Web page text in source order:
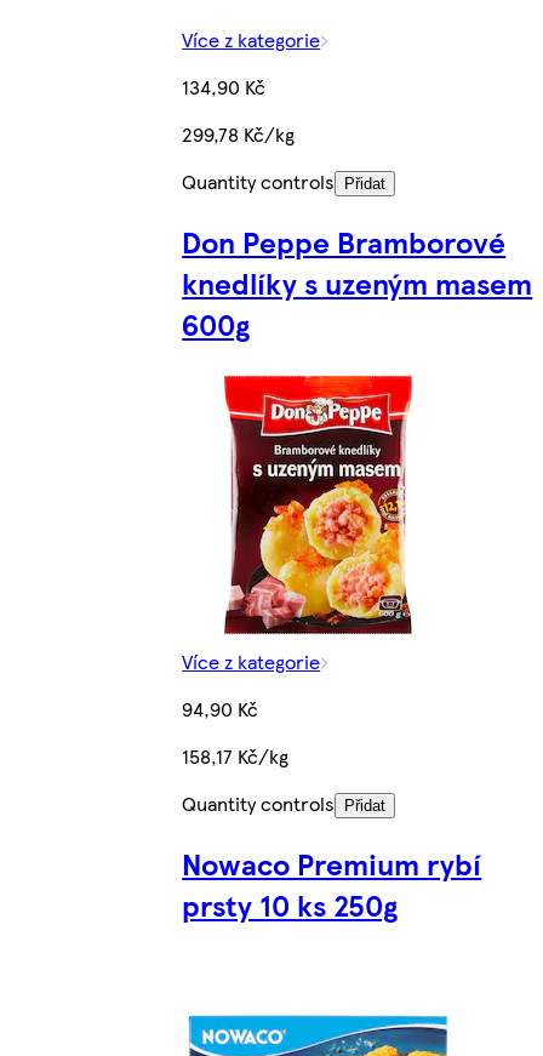
Více z kategorie
134,90 Kč
299,78 Kč/kg
Quantity controls
Přidat
Don Peppe Bramborové
knedlíky s uzeným masem
600g
Více z kategorie
94,90 Kč
158,17 Kč/kg
Quantity controls
Přidat
Nowaco Premium rybí
prsty 10 ks 250g